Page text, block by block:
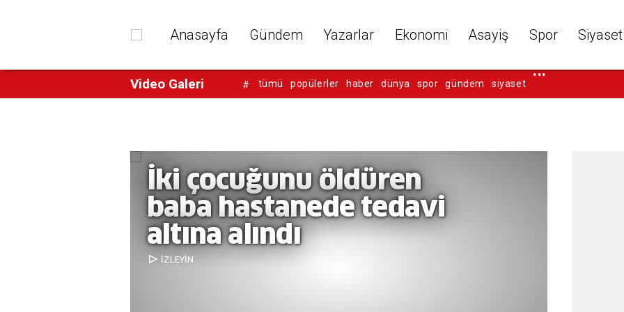
Anasayfa Gündem Yazarlar Ekonomi Asayiş Spor Siyaset
Video Galeri # tümü popülerler haber dünya spor gündem siyaset
...
İki çocuğunu öldüren
baba hastanede tedavi
altına alındı
İZLEYİN